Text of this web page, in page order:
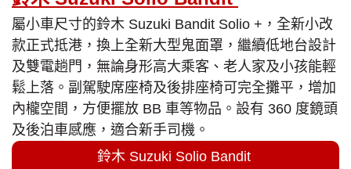
鈴木 Suzuki Solio Bandit
屬小車尺寸的鈴木 Suzuki Bandit Solio +，全新小改
款正式抵港，換上全新大型鬼面罩，繼續低地台設計
及雙電趟門，無論身形高大乘客、老人家及小孩能輕
鬆上落。副駕駛席座椅及後排座椅可完全攤平，增加
內櫳空間，方便擺放 BB 車等物品。設有 360 度鏡頭
及後泊車感應，適合新手司機。